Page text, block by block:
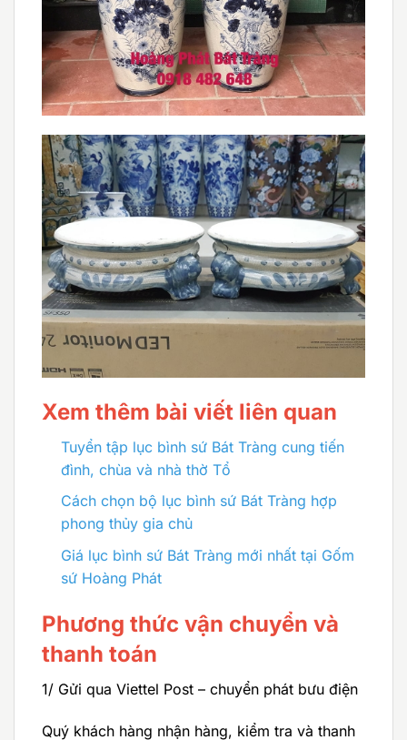
Xem thêm bài viết liên quan
Tuyển tập lục bình sứ Bát Tràng cung tiến
đình, chùa và nhà thờ Tổ
Cách chọn bộ lục bình sứ Bát Tràng hợp
phong thủy gia chủ
Giá lục bình sứ Bát Tràng mới nhất tại Gốm
sứ Hoàng Phát
Phương thức vận chuyển và
thanh toán
1/ Gửi qua Viettel Post – chuyển phát bưu điện
Quý khách hàng nhận hàng, kiểm tra và thanh